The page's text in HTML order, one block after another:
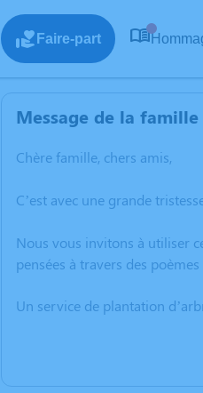
Faire-part
Message de la famille
Chère famille, chers amis,
C’est avec une grande
Nous vous invitons à utiliser
pensées à travers des
Un service de plantation